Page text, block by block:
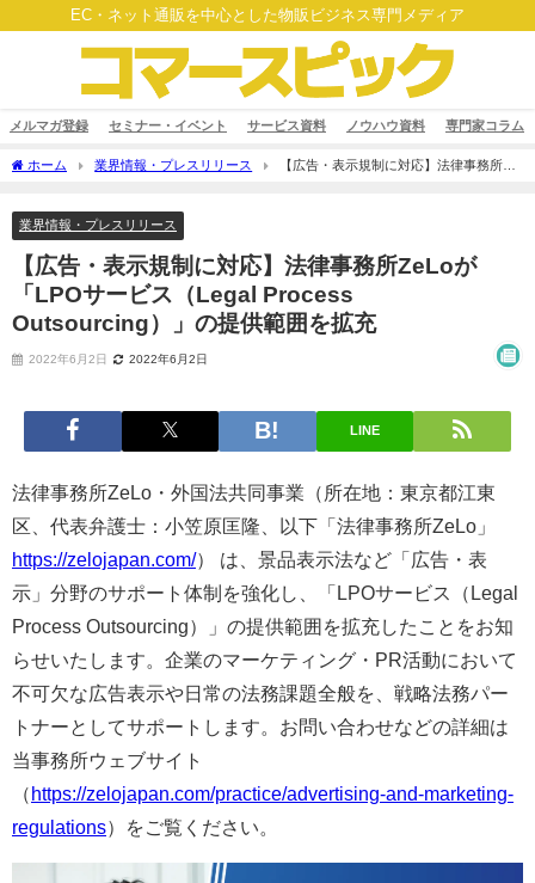
EC・ネット通販を中心とした物販ビジネス専門メディア
メルマガ登録 セミナー・イベント サービス資料 ノウハウ資料 専門家コラム
ホーム 業界情報・プレスリリース
【広告・表示規制に対応】法律事務所
業界情報・プレスリリース
【広告・表示規制に対応】法律事務所ZeLoが
「LPOサービス（Legal Process
Outsourcing）」の提供範囲を拡充
2022年6月2日 2022年6月2日
LINE
法律事務所ZeLo・外国法共同事業（所在地：東京都江東
区、代表弁護士：小笠原匡隆、以下「法律事務所ZeLo」
https://zelojapan.com/） は、景品表示法など「広告・表
示」分野のサポート体制を強化し、「LPOサービス（Legal
Process Outsourcing）」の提供範囲を拡充したことをお知
らせいたします。企業のマーケティング・PR活動において
不可欠な広告表示や日常の法務課題全般を、戦略法務パー
トナーとしてサポートします。お問い合わせなどの詳細は
当事務所ウェブサイト
（ https://zelojapan.com/practice/advertising-and-marketing-
regulations）をご覧ください。